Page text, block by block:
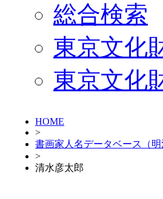
総合検索
東京文化
東京文化
HOME
>
書画家人名データベース（
>
清水彦太郎